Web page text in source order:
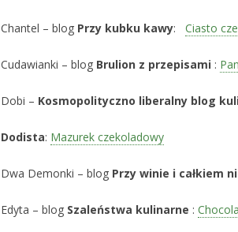
Chantel – blog Przy kubku kawy: Ciasto
Cudawianki – blog Brulion z przepisami :
Dobi – Kosmopolityczno liberalny blog
Dodista: Mazurek czekoladowy
Dwa Demonki – blog Przy winie i całkiem
Edyta – blog Szaleństwa kulinarne :